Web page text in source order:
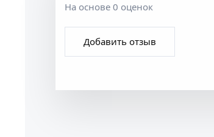
На основе 0 оценок
Добавить отзыв